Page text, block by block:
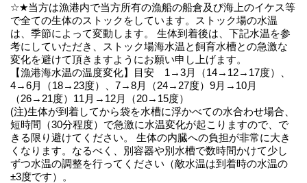
☆★当方は漁港内で当方所有の漁船の船倉及び海上のイケス等
で全ての生体のストックをしています。ストック場の水温
は、季節によって変動します。 生体到着後は、下記水温を参
考にしていただき、ストック場海水温と飼育水槽との急激な
変化を避けて頂きますようにお願い申し上げます。
【漁港海水温の温度変化】目安 1→3月（14→12→17度）、
4→6月（18→23度）、7→8月（24→27度）9月→10月
（26→21度）11月→12月（20→15度）
(注)生体が到着してから袋を水槽に浮かべての水合わせ場合、
短時間（30分程度）で急激に水温変化が起こりますので、で
きる限り避けてください。 生体の内臓への負担が非常に大き
くなります。なるべく、別容器や別水槽で数時間かけて少し
ずつ水温の調整を行ってください（敵水温は到着時の水温の
±3度です）。